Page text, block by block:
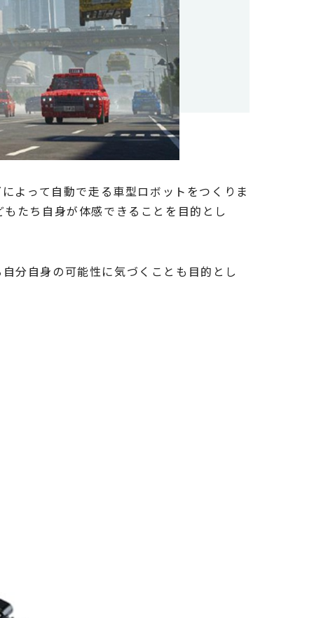
よって自動で走る車型ロボットをつくりま
たち自身が体感できることを目的とし
分自身の可能性に気づくことも目的とし